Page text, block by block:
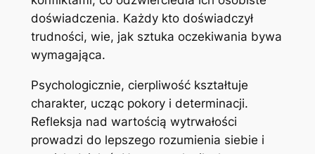
doświadczenia. Każdy kto doświadczył
trudności, wie, jak sztuka oczekiwania bywa
wymagająca.
Psychologicznie, cierpliwość kształtuje
charakter, ucząc pokory i determinacji.
Refleksja nad wartością wytrwałości
prowadzi do lepszego rozumienia siebie i